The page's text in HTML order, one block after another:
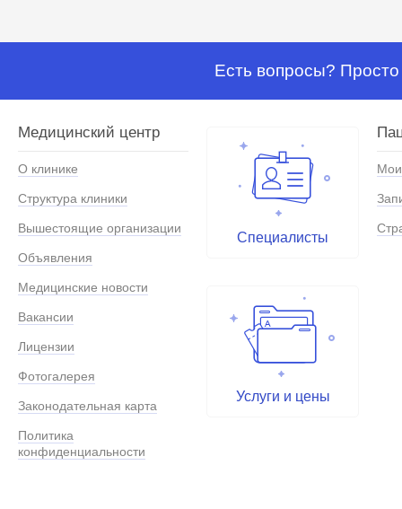
Есть вопросы?
Медицинский центр
О клинике
Структура клиники
Вышестоящие организации
Объявления
Медицинские новости
Вакансии
Лицензии
Фотогалерея
Законодательная карта
Политика
конфиденциальности
Специалисты
Услуги и цены